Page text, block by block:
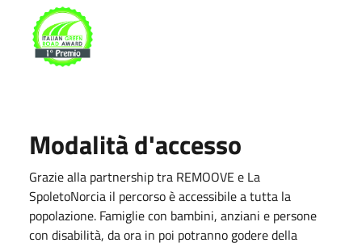
Modalità d'accesso
Grazie alla partnership tra REMOOVE e La
SpoletoNorcia il percorso è accessibile a tutta la
popolazione. Famiglie con bambini, anziani e persone
con disabilità, da ora in poi potranno godere della